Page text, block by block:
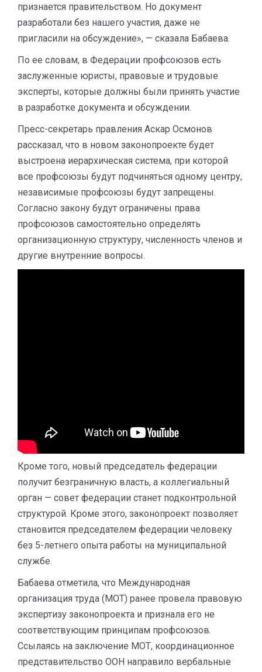
признается правительством. Но документ
разработали без нашего участия, даже не
пригласили на обсуждение», — сказала Бабаева.
По ее словам, в Федерации профсоюзов есть
заслуженные юристы, правовые и трудовые
эксперты, которые должны были принять участие
в разработке документа и обсуждении.
Пресс-секретарь правления Аскар Осмонов
рассказал, что в новом законопроекте будет
выстроена иерархическая система, при которой
все профсоюзы будут подчиняться одному центру,
независимые профсоюзы будут запрещены.
Согласно закону будут ограничены права
профсоюзов самостоятельно определять
организационную структуру, численность членов и
другие внутренние вопросы.
Кроме того, новый председатель федерации
получит безграничную власть, а коллегиальный
орган — совет федерации станет подконтрольной
структурой. Кроме этого, законопроект позволяет
становится председателем федерации человеку
без 5-летнего опыта работы на муниципальной
службе.
Бабаева отметила, что Международная
организация труда (МОТ) ранее провела правовую
экспертизу законопроекта и признала его не
соответствующим принципам профсоюзов.
Ссылаясь на заключение МОТ, координационное
представительство ООН направило вербальные